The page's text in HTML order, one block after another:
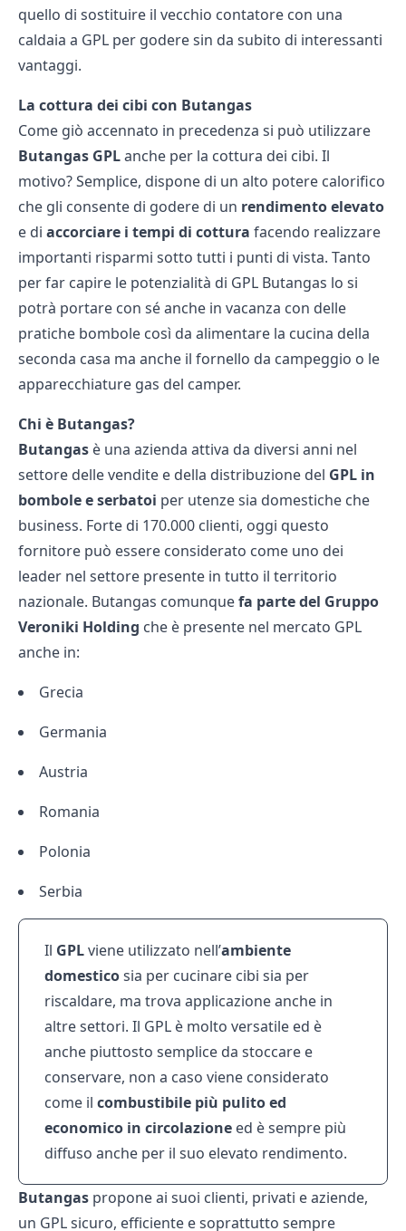
quello di sostituire il vecchio contatore con una
caldaia a GPL per godere sin da subito di interessanti
vantaggi.
La cottura dei cibi con Butangas
Come giò accennato in precedenza si può utilizzare
Butangas GPLanche per la cottura dei cibi. Il
motivo? Semplice, dispone di un alto potere calorifico
che gli consente di godere di un rendimento elevato
e di accorciare i tempi di cottura facendo realizzare
importanti risparmi sotto tutti i punti di vista. Tanto
per far capire le potenzialità di GPL Butangas lo si
potrà portare con sé anche in vacanza con delle
pratiche bombole così da alimentare la cucina della
seconda casa ma anche il fornello da campeggio o le
apparecchiature gas del camper.
Chi è Butangas?
Butangas è una azienda attiva da diversi anni nel
settore delle vendite e della distribuzione del GPL in
bombole e serbatoi per utenze sia domestiche che
business. Forte di 170.000 clienti, oggi questo
fornitore può essere considerato come uno dei
leader nel settore presente in tutto il territorio
nazionale. Butangas comunquefa parte del Gruppo
Veroniki Holding che è presente nel mercato GPL
anche in:
Grecia
Germania
Austria
Romania
Polonia
Serbia
Il GPLviene utilizzato nell’ambiente
domesticosia per cucinare cibi sia per
riscaldare, ma trova applicazione anche in
altre settori. Il GPL è molto versatile ed è
anche piuttosto semplice da stoccare e
conservare, non a caso viene considerato
come il combustibile più pulito ed
economico in circolazione ed è sempre più
diffuso anche per il suo elevato rendimento.
Butangas propone ai suoi clienti, privati e aziende,
un GPL sicuro, efficiente e soprattutto sempre